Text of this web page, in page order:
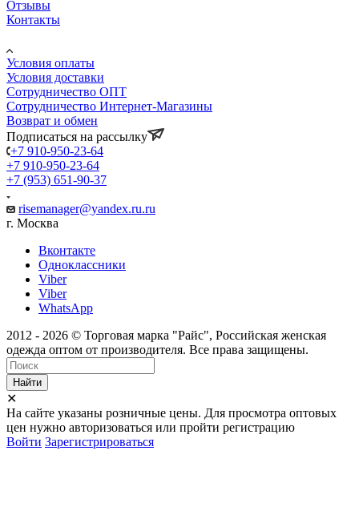
Отзывы
Контакты
Условия оплаты
Условия доставки
Сотрудничество ОПТ
Сотрудничество Интернет-Магазины
Возврат и обмен
Подписаться на рассылку
+7 910-950-23-64
+7 910-950-23-64
+7 (953) 651-90-37
risemanager@yandex.ru.ru
г. Москва
Вконтакте
Одноклассники
Viber
Viber
WhatsApp
2012 - 2026 © Торговая марка "Райс", Российская женская
одежда оптом от производителя. Все права защищены.
Найти
✕
На сайте указаны розничные цены. Для просмотра оптовых
цен нужно авторизоваться или пройти регистрацию
Войти Зарегистрироваться